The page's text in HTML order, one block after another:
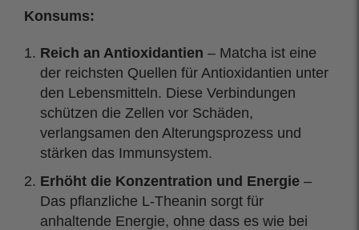
Konsums:
Reich an Antioxidantien – Matcha ist eine
der reichsten Quellen für Antioxidantien unter
den Lebensmitteln. Diese Verbindungen
schützen die Zellen vor Schäden,
verlangsamen den Alterungsprozess und
stärken das Immunsystem.
Erhöht die Konzentration und Energie –
Das pflanzliche L-Theanin sorgt für
anhaltende Energie, ohne dass es wie bei